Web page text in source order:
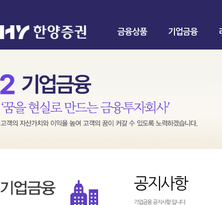
금융상품 기업금융
공지사항
기업금융 공지사항 입니다.